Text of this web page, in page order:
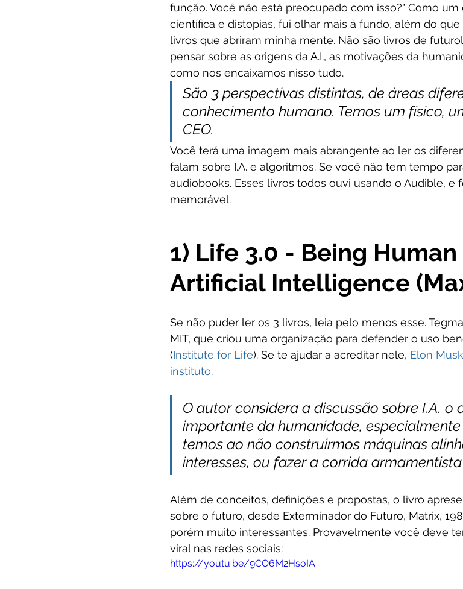
função. Você não está preocupado com isso?" Como
científica e distopias, fui olhar mais à fundo, além do que
livros que abriram minha mente. Não são livros de
pensar sobre as origens da A.I., as motivações da
como nos encaixamos nisso tudo.
São 3 perspectivas distintas, de áreas
conhecimento humano. Temos um físico,
CEO.
Você terá uma imagem mais abrangente ao ler os
falam sobre I.A. e algoritmos. Se você não tem tempo
audiobooks. Esses livros todos ouvi usando o Audible, e
memorável.
1) Life 3.0 - Being
Artificial Intelligence
Se não puder ler os 3 livros, leia pelo menos esse.
MIT, que criou uma organização para defender o uso
(Institute for Life). Se te ajudar a acreditar nele, Elon
instituto.
O autor considera a discussão sobre I.A. o
importante da humanidade,
temos ao não construirmos máquinas
interesses, ou fazer a corrida
Além de conceitos, definições e propostas, o livro
sobre o futuro, desde Exterminador do Futuro, Matrix,
porém muito interessantes. Provavelmente você deve
viral nas redes sociais:
https://youtu.be/9CO6M2HsoIA